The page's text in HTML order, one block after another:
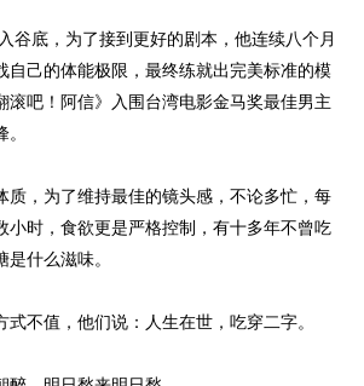
谷底，为了接到更好的剧本，他连续八个月
自己的体能极限，最终练就出完美标准的模
滚吧！阿信》入围台湾电影金马奖最佳男主
质，为了维持最佳的镜头感，不论多忙，每
小时，食欲更是严格控制，有十多年不曾吃
什么滋味。
不值，他们说：人生在世，吃穿二字。